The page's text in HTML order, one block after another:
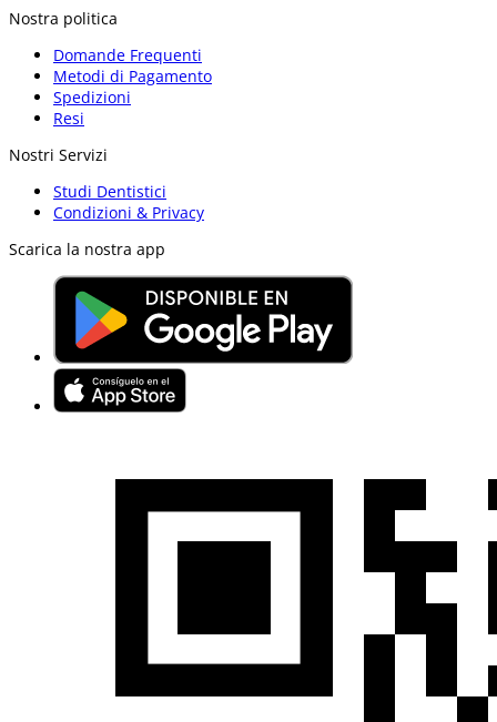
Nostra politica
Domande Frequenti
Metodi di Pagamento
Spedizioni
Resi
Nostri Servizi
Studi Dentistici
Condizioni & Privacy
Scarica la nostra app